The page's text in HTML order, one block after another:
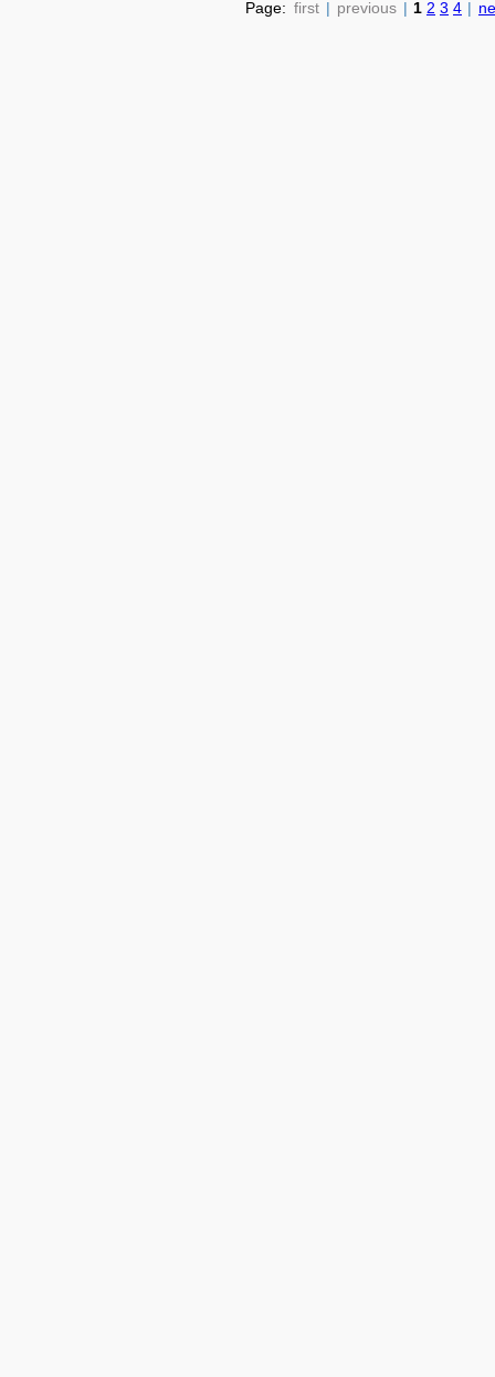
Page: first | previous | 1 2 3 4 |